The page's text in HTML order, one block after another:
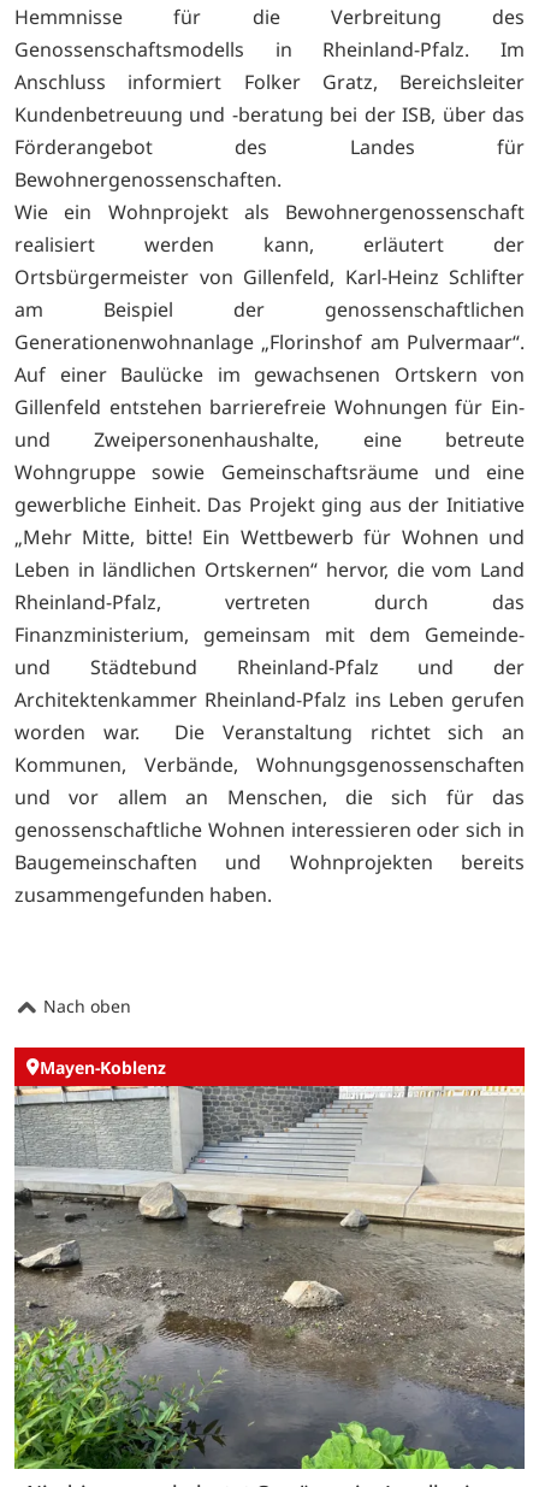
Hemmnisse für die Verbreitung des
Genossenschaftsmodells in Rheinland-Pfalz. Im
Anschluss informiert Folker Gratz, Bereichsleiter
Kundenbetreuung und -beratung bei der ISB, über das
Förderangebot des Landes für
Bewohnergenossenschaften.
Wie ein Wohnprojekt als Bewohnergenossenschaft
realisiert werden kann, erläutert der
Ortsbürgermeister von Gillenfeld, Karl-Heinz Schlifter
am Beispiel der genossenschaftlichen
Generationenwohnanlage „Florinshof am Pulvermaar“.
Auf einer Baulücke im gewachsenen Ortskern von
Gillenfeld entstehen barrierefreie Wohnungen für Ein-
und Zweipersonenhaushalte, eine betreute
Wohngruppe sowie Gemeinschaftsräume und eine
gewerbliche Einheit. Das Projekt ging aus der Initiative
„Mehr Mitte, bitte! Ein Wettbewerb für Wohnen und
Leben in ländlichen Ortskernen“ hervor, die vom Land
Rheinland-Pfalz, vertreten durch das
Finanzministerium, gemeinsam mit dem Gemeinde-
und Städtebund Rheinland-Pfalz und der
Architektenkammer Rheinland-Pfalz ins Leben gerufen
worden war. Die Veranstaltung richtet sich an
Kommunen, Verbände, Wohnungsgenossenschaften
und vor allem an Menschen, die sich für das
genossenschaftliche Wohnen interessieren oder sich in
Baugemeinschaften und Wohnprojekten bereits
zusammengefunden haben.
Nach oben
Mayen-Koblenz